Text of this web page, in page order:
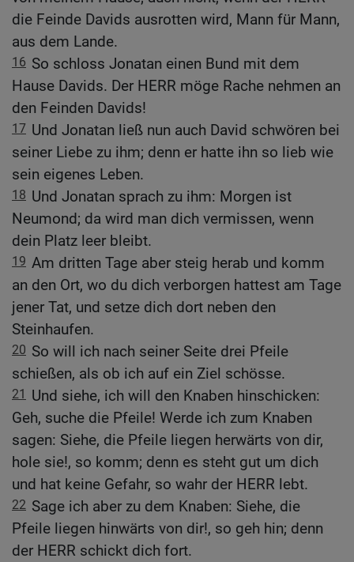
die Feinde Davids ausrotten wird, Mann für Mann,
aus dem Lande.
16 So schloss Jonatan einen Bund mit dem
Hause Davids. Der HERR möge Rache nehmen an
den Feinden Davids!
17 Und Jonatan ließ nun auch David schwören bei
seiner Liebe zu ihm; denn er hatte ihn so lieb wie
sein eigenes Leben.
18 Und Jonatan sprach zu ihm: Morgen ist
Neumond; da wird man dich vermissen, wenn
dein Platz leer bleibt.
19 Am dritten Tage aber steig herab und komm
an den Ort, wo du dich verborgen hattest am Tage
jener Tat, und setze dich dort neben den
Steinhaufen.
20 So will ich nach seiner Seite drei Pfeile
schießen, als ob ich auf ein Ziel schösse.
21
Und siehe, ich will den Knaben hinschicken:
Geh, suche die Pfeile! Werde ich zum Knaben
sagen: Siehe, die Pfeile liegen herwärts von dir,
hole sie!, so komm; denn es steht gut um dich
und hat keine Gefahr, so wahr der HERR lebt.
22 Sage ich aber zu dem Knaben: Siehe, die
Pfeile liegen hinwärts von dir!, so geh hin; denn
der HERR schickt dich fort.